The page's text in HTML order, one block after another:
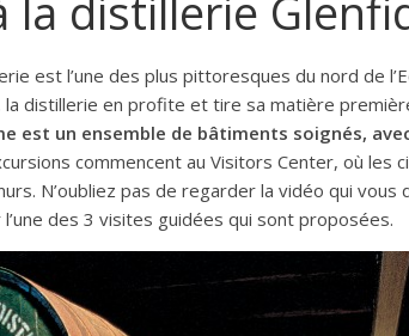
est l’une des plus pittoresques du nord de
distillerie en profite et tire sa matière
est un ensemble de bâtiments soignés,
commencent au Visitors Center, où les
N’oubliez pas de regarder la vidéo qui vous
des 3 visites guidées qui sont proposées.